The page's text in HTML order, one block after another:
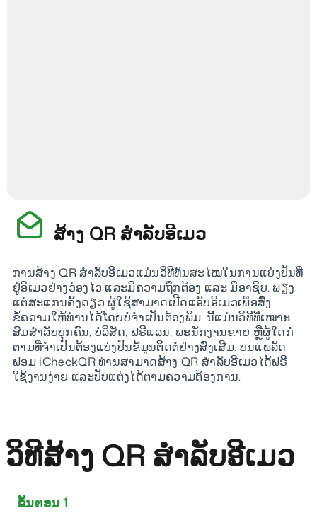
ສ້າງ QR ສໍາລັບອີເມວ
ການສ້າງ QR ສໍາລັບອີເມວແມ່ນວິທີທັນສະໄໝໃນການແບ່ງປັນທີ່
ຢູ່ອີເມວຢ່າງວ່ອງໄວ ແລະມີຄວາມຖືກຕ້ອງ ແລະ ມືອາຊີບ. ພຽງ
ແຕ່ສະແກນຄັ້ງດຽວ ຜູ້ໃຊ້ສາມາດເປີດແອັບອີເມວເພື່ອສົ່ງ
ຂໍ້ຄວາມໃຫ້ທ່ານໄດ້ໂດຍບໍ່ຈໍາເປັນຕ້ອງພິມ. ນີ້ແມ່ນວິທີທີ່ເໝາະ
ສົມສໍາລັບບຸກຄົນ, ບໍລິສັດ, ຟຣີແລນ, ພະນັກງານຂາຍ ຫຼືຜູ້ໃດກໍ່
ຕາມທີ່ຈໍາເປັນຕ້ອງແບ່ງປັນຂໍ້ມູນຕິດຕໍ່ຢ່າງສົ່ງເສີມ. ບນແພລັດ
ຟອມ iCheckQR ທ່ານສາມາດສ້າງ QR ສໍາລັບອີເມວໄດ້ຟຣີ
ໃຊ້ງານງ່າຍ ແລະປັບແຕ່ງໄດ້ຕາມຄວາມຕ້ອງການ.
ວິທີສ້າງ QR ສໍາລັບອີເມວ
ຂັ້ນຕອນ 1